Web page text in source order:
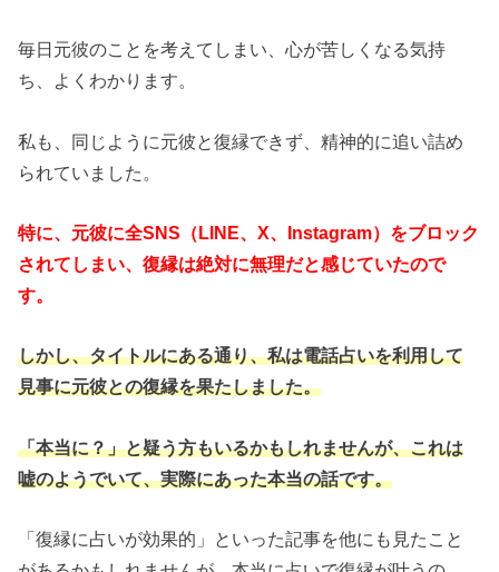
毎日元彼のことを考えてしまい、心が苦しくなる気持
ち、よくわかります。
私も、同じように元彼と復縁できず、精神的に追い詰め
られていました。
特に、元彼に全SNS（LINE、X、Instagram）をブロック
されてしまい、復縁は絶対に無理だと感じていたので
す。
しかし、タイトルにある通り、私は電話占いを利用して
見事に元彼との復縁を果たしました。
「本当に？」と疑う方もいるかもしれませんが、これは
嘘のようでいて、実際にあった本当の話です。
「復縁に占いが効果的」といった記事を他にも見たこと